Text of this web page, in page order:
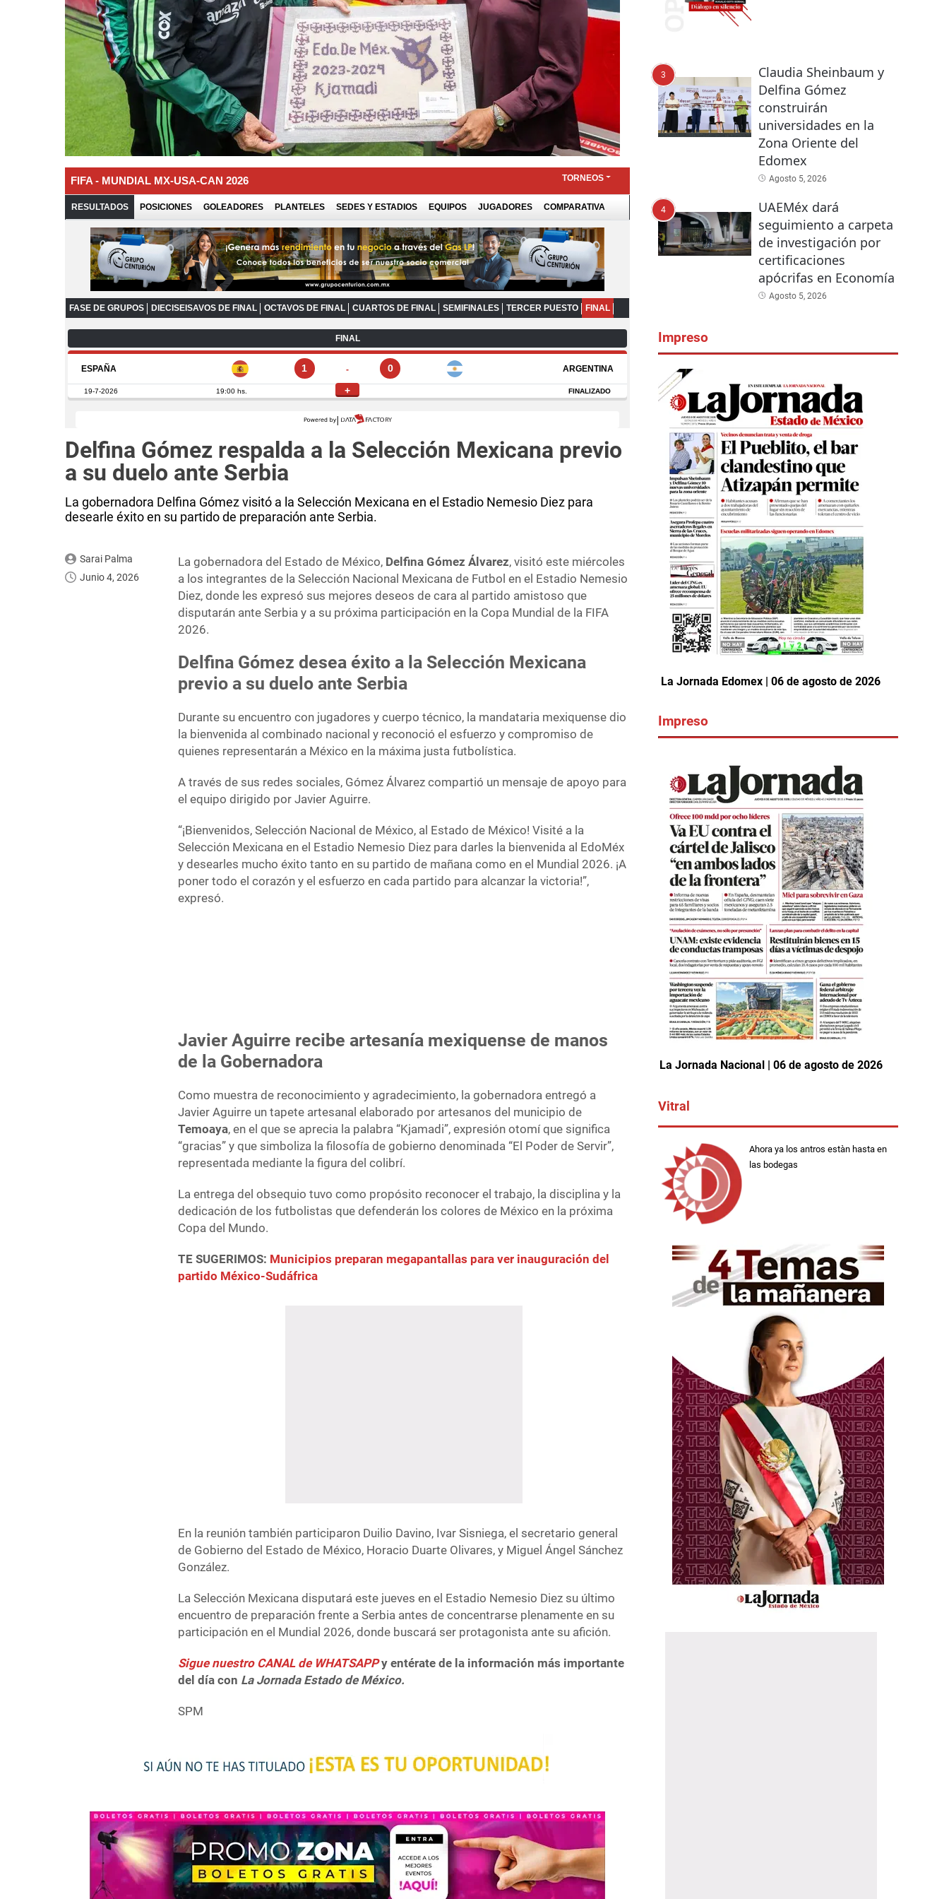
Delfina Gómez respalda a la Selección Mexicana previo
a su duelo ante Serbia
La gobernadora Delfina Gómez visitó a la Selección Mexicana en el Estadio Nemesio Diez para
desearle éxito en su partido de preparación ante Serbia.
Sarai Palma
Junio 4, 2026
La gobernadora del Estado de México, Delfina Gómez Álvarez, visitó este miércoles
a los integrantes de la Selección Nacional Mexicana de Futbol en el Estadio Nemesio
Diez, donde les expresó sus mejores deseos de cara al partido amistoso que
disputarán ante Serbia y a su próxima participación en la Copa Mundial de la FIFA
2026.
Delfina Gómez desea éxito a la Selección Mexicana
previo a su duelo ante Serbia
Durante su encuentro con jugadores y cuerpo técnico, la mandataria mexiquense dio
la bienvenida al combinado nacional y reconoció el esfuerzo y compromiso de
quienes representarán a México en la máxima justa futbolística.
A través de sus redes sociales, Gómez Álvarez compartió un mensaje de apoyo para
el equipo dirigido por Javier Aguirre.
“¡Bienvenidos, Selección Nacional de México, al Estado de México! Visité a la
Selección Mexicana en el Estadio Nemesio Diez para darles la bienvenida al EdoMéx
y desearles mucho éxito tanto en su partido de mañana como en el Mundial 2026. ¡A
poner todo el corazón y el esfuerzo en cada partido para alcanzar la victoria!”,
expresó.
Javier Aguirre recibe artesanía mexiquense de manos
de la Gobernadora
Como muestra de reconocimiento y agradecimiento, la gobernadora entregó a
Javier Aguirre un tapete artesanal elaborado por artesanos del municipio de
Temoaya, en el que se aprecia la palabra “Kjamadi”, expresión otomí que significa
“gracias” y que simboliza la filosofía de gobierno denominada “El Poder de Servir”,
representada mediante la figura del colibrí.
La entrega del obsequio tuvo como propósito reconocer el trabajo, la disciplina y la
dedicación de los futbolistas que defenderán los colores de México en la próxima
Copa del Mundo.
TE SUGERIMOS: Municipios preparan megapantallas para ver inauguración del
partido México-Sudáfrica
En la reunión también participaron Duilio Davino, Ivar Sisniega, el secretario general
de Gobierno del Estado de México, Horacio Duarte Olivares, y Miguel Ángel Sánchez
González.
La Selección Mexicana disputará este jueves en el Estadio Nemesio Diez su último
encuentro de preparación frente a Serbia antes de concentrarse plenamente en su
participación en el Mundial 2026, donde buscará ser protagonista ante su afición.
Sigue nuestro CANAL de WHATSAPPy entérate de la información más importante
del día con La Jornada Estado de México.
SPM
3
Claudia Sheinbaum y
Delfina Gómez
construirán
universidades en la
Zona Oriente del
Edomex
Agosto 5, 2026
4
UAEMéx dará
seguimiento a carpeta
de investigación por
certificaciones
apócrifas en Economía
Agosto 5, 2026
Impreso
La Jornada Edomex | 06 de agosto de 2026
Impreso
La Jornada Nacional | 06 de agosto de 2026
Vitral
Ahora ya los antros estàn hasta en
las bodegas